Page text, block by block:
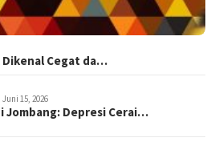
Dikenal Cegat da…
Juni 15, 2026
Jombang: Depresi Cerai…